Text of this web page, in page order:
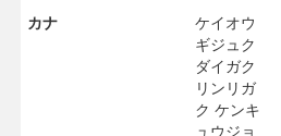
カナ
ケイオウ
ギジュク
ダイガク
リンリガ
ク ケンキ
ュウジョ